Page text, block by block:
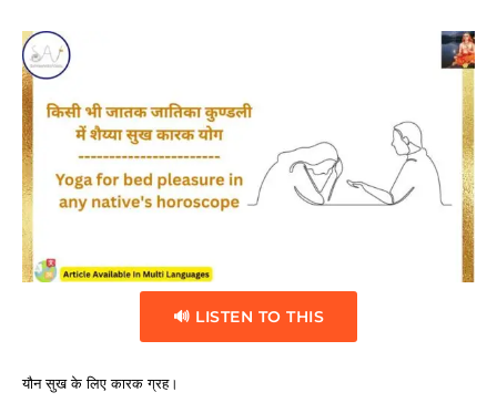
🔊 LISTEN TO THIS
यौन सुख के लिए कारक ग्रह।